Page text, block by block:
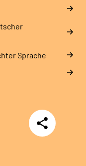
Sprache
Teilen